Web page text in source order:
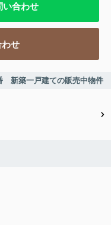
い合わせ
せ
新築一戸建ての販売中物件